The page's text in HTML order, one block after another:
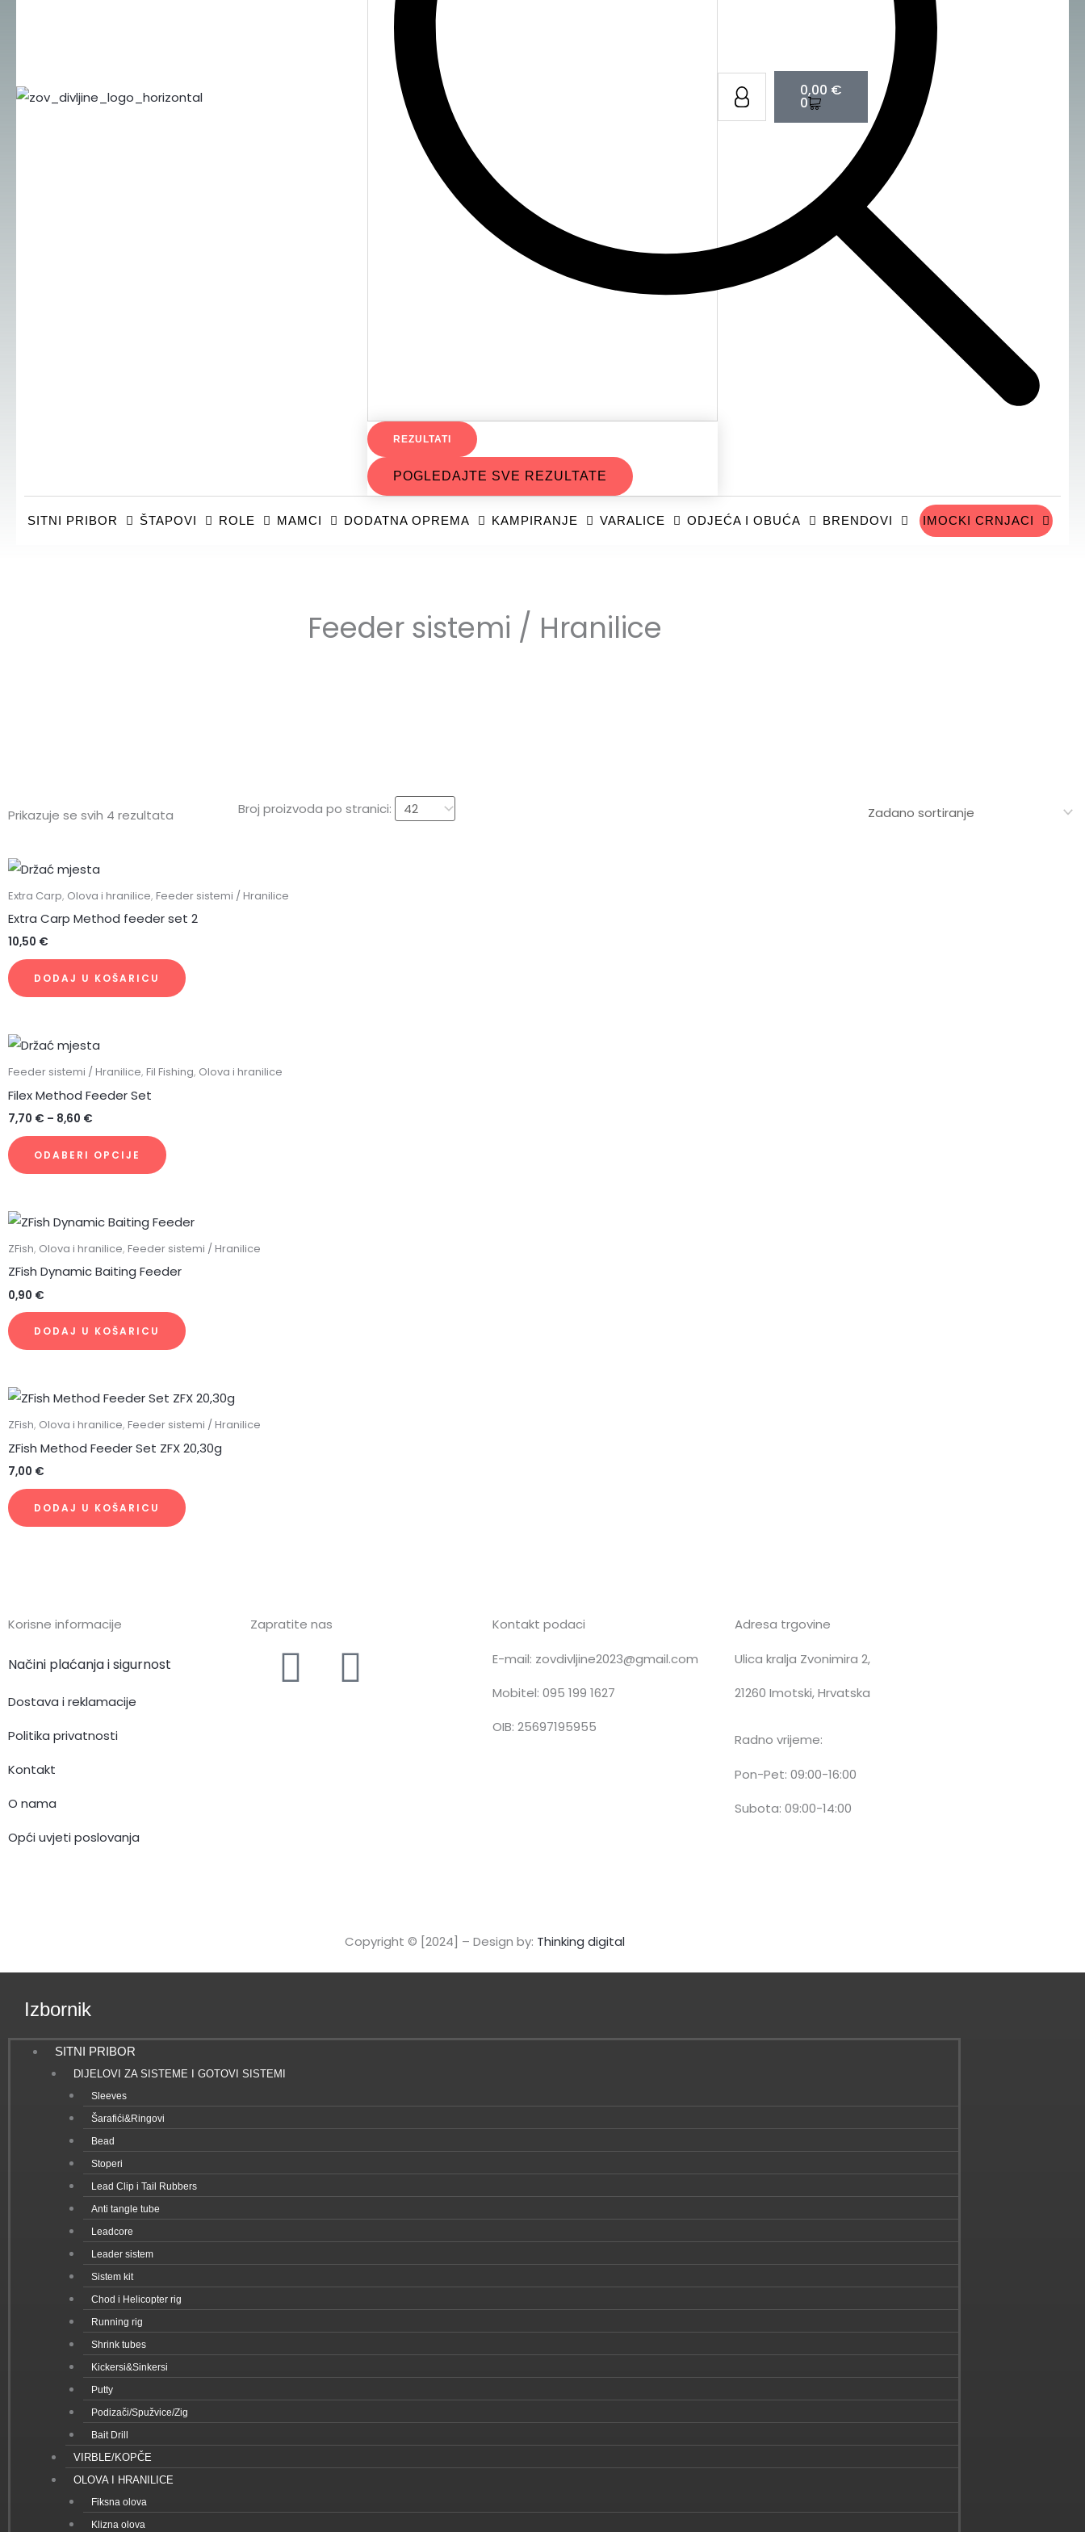
REZULTATI
POGLEDAJTE SVE REZULTATE
0,00 €
0
Cart
SITNI PRIBOR ŠTAPOVI ROLE MAMCI DODATNA OPREMA KAMPIRANJE VARALICE ODJEĆA I OBUĆA BRENDOVI IMOCKI CRNJACI
Feeder sistemi / Hranilice
Prikazuje se svih 4 rezultata Broj proizvoda po stranici:
Extra Carp, Olova i hranilice, Feeder sistemi / Hranilice
Extra Carp Method feeder set 2
10,50 €
DODAJ U KOŠARICU
Feeder sistemi / Hranilice, Fil Fishing, Olova i hranilice
Filex Method Feeder Set
7,70 € – 8,60 €
Raspon
cijena:
od
do
ODABERI OPCIJE
Ovaj
proizvod
ima
više
Opcije
se
odabrati
proizvoda
ZFish, Olova i hranilice, Feeder sistemi / Hranilice
ZFish Dynamic Baiting Feeder
0,90 €
DODAJ U KOŠARICU
ZFish, Olova i hranilice, Feeder sistemi / Hranilice
ZFish Method Feeder Set ZFX 20,30g
7,00 €
DODAJ U KOŠARICU
Korisne informacije
Načini plaćanja i sigurnost
Dostava i reklamacije
Politika privatnosti
Kontakt
O nama
Opći uvjeti poslovanja
Zapratite nas
F I
a
m
Kontakt podaci
E-mail: zovdivljine2023@gmail.com
Mobitel: 095 199 1627
OIB: 25697195955
Adresa trgovine
Ulica kralja Zvonimira 2,
21260 Imotski, Hrvatska
Radno vrijeme:
Pon-Pet: 09:00-16:00
Subota: 09:00-14:00
Copyright © [2024] – Design by: Thinking digital
Izbornik
SITNI PRIBOR
DIJELOVI ZA SISTEME I GOTOVI SISTEMI
Sleeves
Šarafići&Ringovi
Bead
Stoperi
Lead Clip i Tail Rubbers
Anti tangle tube
Leadcore
Leader sistem
Sistem kit
Chod i Helicopter rig
Running rig
Shrink tubes
Kickersi&Sinkersi
Putty
Podizači/Spužvice/Zig
Bait Drill
VIRBLE/KOPČE
OLOVA I HRANILICE
Fiksna olova
Klizna olova